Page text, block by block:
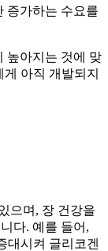
증가하는 수요를
높아지는 것에 맞
아직 개발되지
으며, 장 건강을
다. 예를 들어,
대시켜 글리코겐